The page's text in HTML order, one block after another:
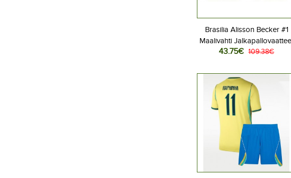
Brasilia Alisson Becker #1
Maalivahti
Lasten Kotipeliasu MM-kisat
housut)
43.75€ 109.38€